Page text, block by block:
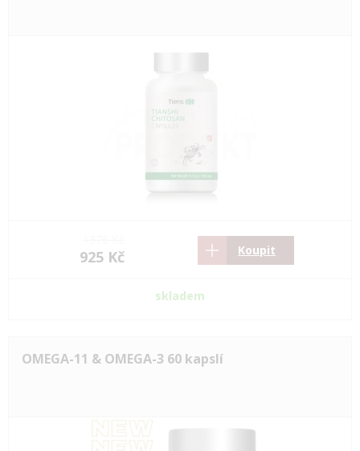
925 Kč Koupit
skladem
OMEGA-11 & OMEGA-3 60 kapslí